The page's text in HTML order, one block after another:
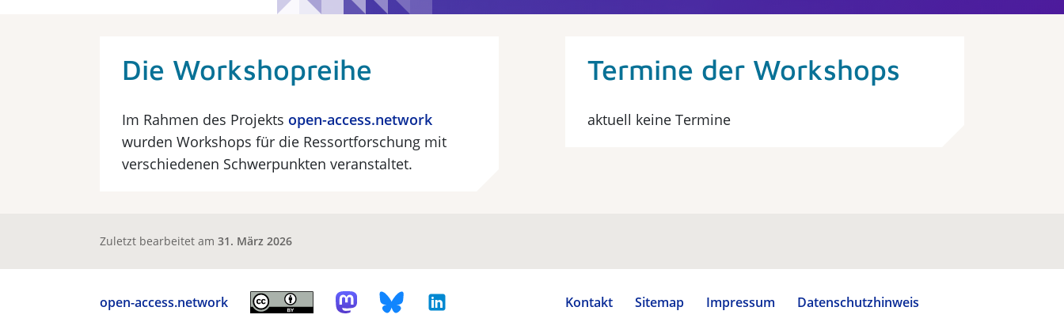
Die Workshopreihe
Im Rahmen des Projekts open-access.network
wurden Workshops für die Ressortforschung mit
verschiedenen Schwerpunkten veranstaltet.
Termine der Workshops
aktuell keine Termine
Zuletzt bearbeitet am 31. März 2026
open-access.network Kontakt Sitemap Impressum
Datenschutzhinweis